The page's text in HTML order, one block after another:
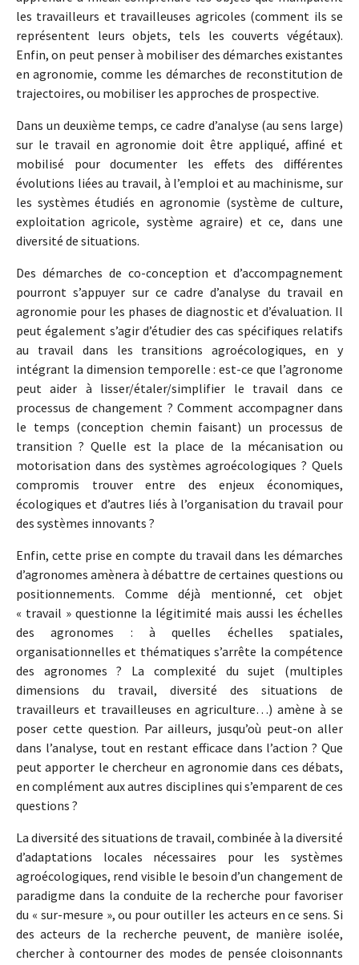
les travailleurs et travailleuses agricoles (comment ils se
représentent leurs objets, tels les couverts végétaux).
Enfin, on peut penser à mobiliser des démarches existantes
en agronomie, comme les démarches de reconstitution de
trajectoires, ou mobiliser les approches de prospective.
Dans un deuxième temps, ce cadre d’analyse (au sens large)
sur le travail en agronomie doit être appliqué, affiné et
mobilisé pour documenter les effets des différentes
évolutions liées au travail, à l’emploi et au machinisme, sur
les systèmes étudiés en agronomie (système de culture,
exploitation agricole, système agraire) et ce, dans une
diversité de situations.
Des démarches de co-conception et d’accompagnement
pourront s’appuyer sur ce cadre d’analyse du travail en
agronomie pour les phases de diagnostic et d’évaluation. Il
peut également s’agir d’étudier des cas spécifiques relatifs
au travail dans les transitions agroécologiques, en y
intégrant la dimension temporelle : est-ce que l’agronome
peut aider à lisser/étaler/simplifier le travail dans ce
processus de changement ? Comment accompagner dans
le temps (conception chemin faisant) un processus de
transition ? Quelle est la place de la mécanisation ou
motorisation dans des systèmes agroécologiques ? Quels
compromis trouver entre des enjeux économiques,
écologiques et d’autres liés à l’organisation du travail pour
des systèmes innovants ?
Enfin, cette prise en compte du travail dans les démarches
d’agronomes amènera à débattre de certaines questions ou
positionnements. Comme déjà mentionné, cet objet
« travail » questionne la légitimité mais aussi les échelles
des agronomes : à quelles échelles spatiales,
organisationnelles et thématiques s’arrête la compétence
des agronomes ? La complexité du sujet (multiples
dimensions du travail, diversité des situations de
travailleurs et travailleuses en agriculture…) amène à se
poser cette question. Par ailleurs, jusqu’où peut-on aller
dans l’analyse, tout en restant efficace dans l’action ? Que
peut apporter le chercheur en agronomie dans ces débats,
en complément aux autres disciplines qui s’emparent de ces
questions ?
La diversité des situations de travail, combinée à la diversité
d’adaptations locales nécessaires pour les systèmes
agroécologiques, rend visible le besoin d’un changement de
paradigme dans la conduite de la recherche pour favoriser
du « sur-mesure », ou pour outiller les acteurs en ce sens. Si
des acteurs de la recherche peuvent, de manière isolée,
chercher à contourner des modes de pensée cloisonnants